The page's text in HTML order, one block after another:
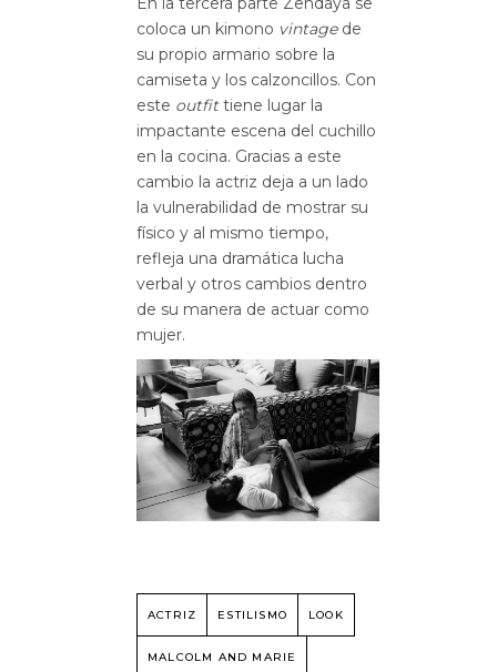
coloca un kimono vintagede
su propio armario sobre la
camiseta y los calzoncillos. Con
este outfittiene lugar la
impactante escena del cuchillo
en la cocina. Gracias a este
cambio la actriz deja a un lado
la vulnerabilidad de mostrar su
físico y al mismo tiempo,
refleja una dramática lucha
verbal y otros cambios dentro
de su manera de actuar como
mujer.
ACTRIZ ESTILISMO LOOK
MALCOLM AND MARIE